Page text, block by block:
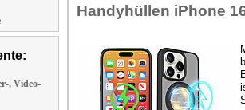
, Video-
Han­dy­hül­len iPho­ne